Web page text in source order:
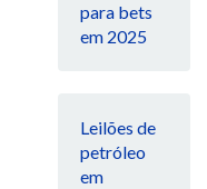
para bets
em 2025
Leilões de
petróleo
em